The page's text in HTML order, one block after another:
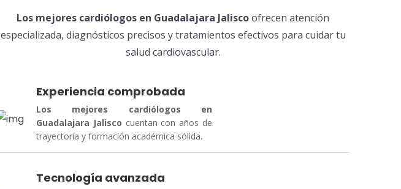
Los mejores cardiólogos en Guadalajara Jaliscoofrecen atención
especializada, diagnósticos precisos y tratamientos efectivos para cuidar tu
salud cardiovascular.
Experiencia comprobada
Los mejores
cardiólogos en
Guadalajara Jalisco cuentan con años de
trayectoria y formación académica sólida.
Tecnología avanzada